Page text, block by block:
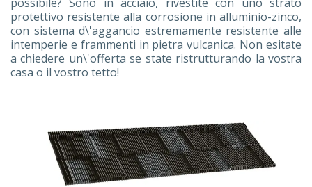
protettivo resistente alla corrosione in alluminio-zinco,
con sistema d\'aggancio estremamente resistente alle
intemperie e frammenti in pietra vulcanica. Non esitate
a chiedere un\'offerta se state ristrutturando la vostra
casa o il vostro tetto!